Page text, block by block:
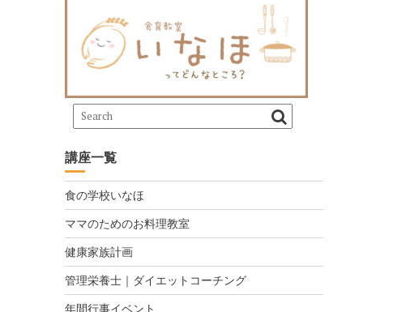
講座一覧
食の学校いなほ
ママのためのお料理教室
健康家族計画
管理栄養士｜ダイエットコーチング
年間行事イベント